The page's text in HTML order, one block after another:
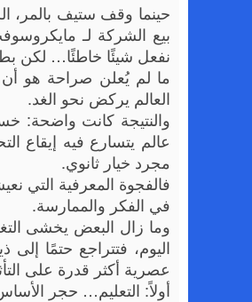
حينما وقف ستيف بالمر،
بيع الشركة لـ
نفعل شيئًا خاطئًا… لكن
ما لم يُعلن صراحة هو أن
العالم يركض نحو الغد.
والنتيجة كانت واضحة:
عالم يتسارع فيه إيقاع
مجرد خيار ثانوي.
فالفجوة المعرفية التي
في الفكر والممارسة.
وما زال البعض يخشى
اليوم، فتتراجع حتمًا
عصرية أكثر قدرة على
أولاً: التعليم… حجر الأساس